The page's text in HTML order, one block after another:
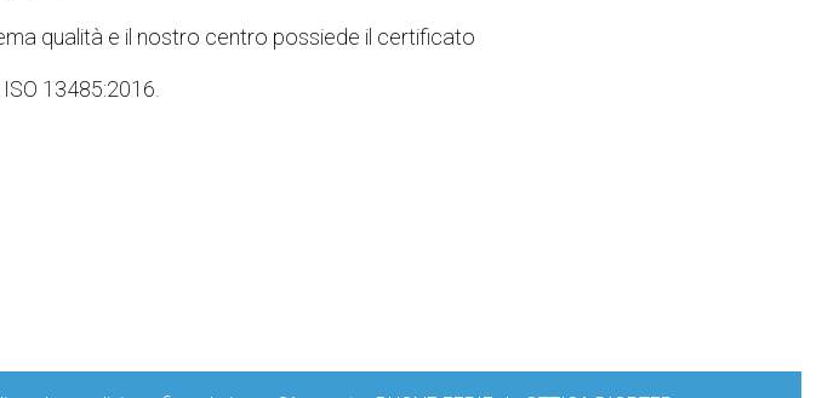
qualità e il nostro centro possiede il certificato
13485:2016.